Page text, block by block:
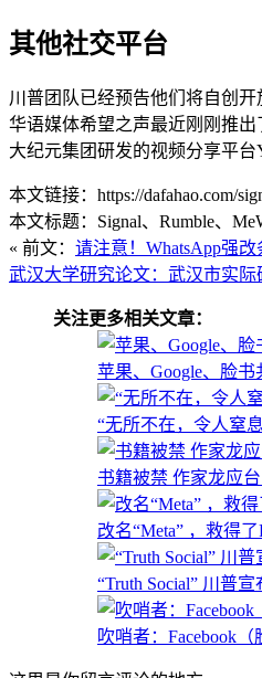
其他社交平台
川普团队已经预告他们将自创开
华语媒体希望之声最近刚刚推出
大纪元集团研发的视频分享平台
本文链接：https://dafahao.com/
本文标题：Signal、Rumble、
« 前文： 请注意！WhatsApp强
武汉大学研究论文：武汉市实
关注更多相关文章：
苹果、Google、脸
“无所不在，令人窒
书籍被禁 作家龙应
改名“Meta” ，救得了
“Truth Social” 川普
吹哨者：Facebook